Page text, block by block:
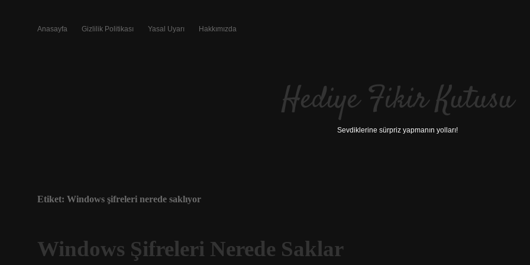
Anasayfa Gizlilik Politikası Yasal Uyarı Hakkımızda
Hediye Fikir Kutusu
Sevdiklerine sürpriz yapmanın yolları!
Etiket: Windows şifreleri nerede saklıyor
Windows Şifreleri Nerede Saklar